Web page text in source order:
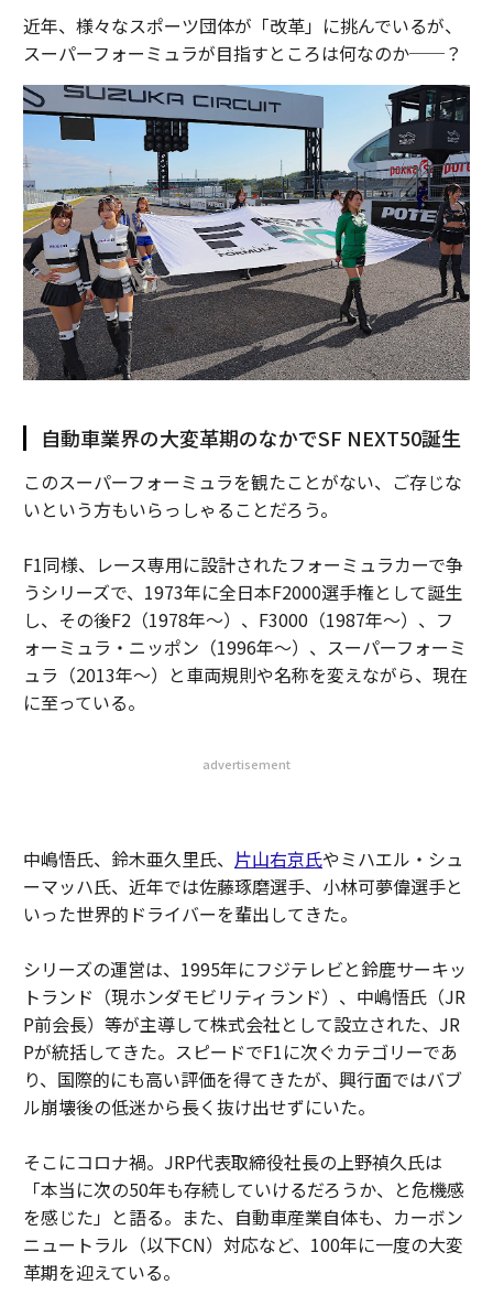
近年、様々なスポーツ団体が「改革」に挑んでいるが、
スーパーフォーミュラが目指すところは何なのか──？
自動車業界の大変革期のなかでSF NEXT50誕生
このスーパーフォーミュラを観たことがない、ご存じな
いという方もいらっしゃることだろう。
F1同様、レース専用に設計されたフォーミュラカーで争
うシリーズで、1973年に全日本F2000選手権として誕生
し、その後F2（1978年〜）、F3000（1987年〜）、フ
ォーミュラ・ニッポン（1996年〜）、スーパーフォーミ
ュラ（2013年〜）と車両規則や名称を変えながら、現在
に至っている。
advertisement
中嶋悟氏、鈴木亜久里氏、 片山右京氏やミハエル・シュ
ーマッハ氏、近年では佐藤琢磨選手、小林可夢偉選手と
いった世界的ドライバーを輩出してきた。
シリーズの運営は、1995年にフジテレビと鈴鹿サーキッ
トランド（現ホンダモビリティランド）、中嶋悟氏（JR
P前会長）等が主導して株式会社として設立された、JR
Pが統括してきた。スピードでF1に次ぐカテゴリーであ
り、国際的にも高い評価を得てきたが、興行面ではバブ
ル崩壊後の低迷から長く抜け出せずにいた。
そこにコロナ禍。JRP代表取締役社長の上野禎久氏は
「本当に次の50年も存続していけるだろうか、と危機感
を感じた」と語る。また、自動車産業自体も、カーボン
ニュートラル（以下CN）対応など、100年に一度の大変
革期を迎えている。